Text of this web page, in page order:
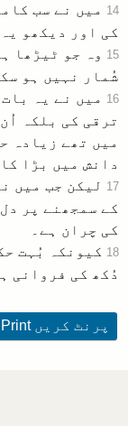
14 میں نے سب
کی اور دیکھو
15 وہ جو ٹیڑھا
شُمار نہیں ہو
16 میں نے یہ
ترقی کی بلکہ
میں تھے زیادہ
دانش میں بڑا
17 لیکن جب میں
کے سمجھنے پر
کی چران ہے۔
18 کیونکہ بُہت
دُکھ کی فروانی
پرنٹ کریں Print